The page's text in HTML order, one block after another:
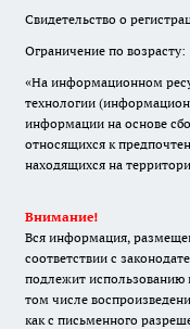
Свидетельство о
Ограничение по возрасту:
«На информационном
технологии
информации на основе
относящихся к
находящихся на
Внимание!
Вся информация,
соответствии с
подлежит
том числе
как с письменного